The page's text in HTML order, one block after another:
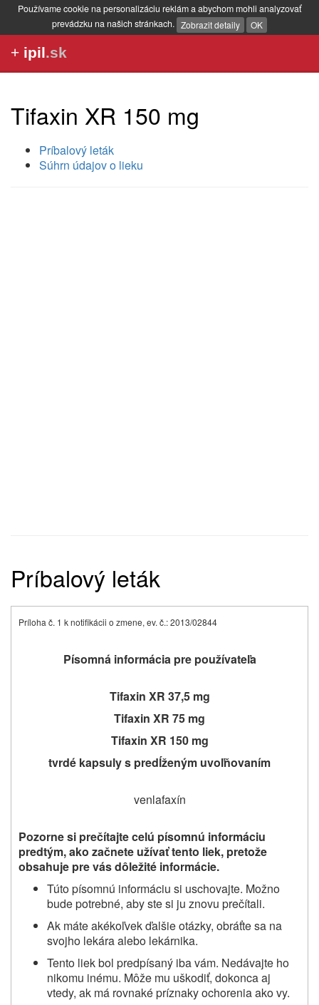
Používame cookie na personalizáciu reklám a abychom mohli analyzovať
prevádzku na našich stránkach. Zobrazit detaily OK
+ ipil.sk
Tifaxin XR 150 mg
Príbalový leták
Súhrn údajov o lieku
Príbalový leták
Príloha č. 1 k notifikácii o zmene, ev. č.: 2013/02844
Písomná informácia pre používateľa
Tifaxin XR 37,5 mg
Tifaxin XR 75 mg
Tifaxin XR 150 mg
tvrdé kapsuly s predĺženým uvoľňovaním
venlafaxín
Pozorne si prečítajte celú písomnú informáciu
predtým, ako začnete užívať tento liek, pretože
obsahuje pre vás dôležité informácie.
Túto písomnú informáciu si uschovajte. Možno
bude potrebné, aby ste si ju znovu prečítali.
Ak máte akékoľvek ďalšie otázky, obráťte sa na
svojho lekára alebo lekárnika.
Tento liek bol predpísaný iba vám. Nedávajte ho
nikomu inému. Môže mu uškodiť, dokonca aj
vtedy, ak má rovnaké príznakyochoreniaako vy.